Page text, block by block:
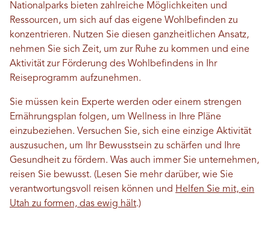
Nationalparks bieten zahlreiche Möglichkeiten und
Ressourcen, um sich auf das eigene Wohlbefinden zu
konzentrieren. Nutzen Sie diesen ganzheitlichen Ansatz,
nehmen Sie sich Zeit, um zur Ruhe zu kommen und eine
Aktivität zur Förderung des Wohlbefindens in Ihr
Reiseprogramm aufzunehmen.
Sie müssen kein Experte werden oder einem strengen
Ernährungsplan folgen, um Wellness in Ihre Pläne
einzubeziehen. Versuchen Sie, sich eine einzige Aktivität
auszusuchen, um Ihr Bewusstsein zu schärfen und Ihre
Gesundheit zu fördern. Was auch immer Sie unternehmen,
reisen Sie bewusst. (Lesen Sie mehr darüber, wie Sie
verantwortungsvoll reisen können und Helfen Sie mit, ein
Utah zu formen, das ewig hält.)